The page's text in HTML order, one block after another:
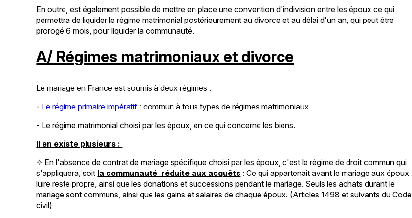
En outre, est également possible de mettre en place une convention d'indivision entre les époux ce qui
permettra de liquider le régime matrimonial postérieurement au divorce et au délai d'un an, qui peut être
prorogé 6 mois, pour liquider la communauté.
A/ Régimes matrimoniaux et divorce
Le mariage en France est soumis à deux régimes :
- Le régime primaire impératif : commun à tous types de régimes matrimoniaux
- Le régime matrimonial choisi par les époux, en ce qui concerne les biens.
Il en existe plusieurs :
✧ En l'absence de contrat de mariage spécifique choisi par les époux, c'est le régime de droit commun qui
s'appliquera, soit la communauté réduite aux acquêts : Ce qui appartenait avant le mariage aux époux
luire reste propre, ainsi que les donations et successions pendant le mariage. Seuls les achats durant le
mariage sont communs, ainsi que les gains et salaires de chaque époux. (Articles 1498 et suivants du Code
civil)